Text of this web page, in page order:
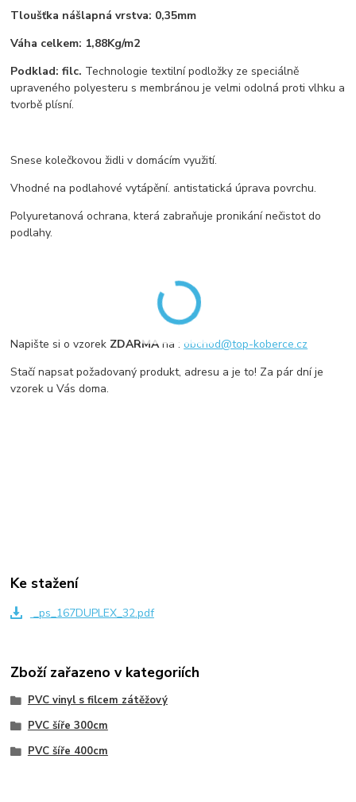
Tloušťka nášlapná vrstva: 0,35mm
Váha celkem: 1,88Kg/m2
Podklad: filc. Technologie textilní podložky ze speciálně
upraveného polyesteru s membránou je velmi odolná proti vlhku a
tvorbě plísní.
Snese kolečkovou židli v domácím využití.
Vhodné na podlahové vytápění. antistatická úprava povrchu.
Polyuretanová ochrana, která zabraňuje pronikání nečistot do
podlahy.
Napište si o vzorek ZDARMAna :obchod@top-koberce.cz
Stačí napsat požadovaný produkt, adresu a je to! Za pár dní je
vzorek u Vás doma.
Ke stažení
_ps_167DUPLEX_32.pdf
Zboží zařazeno v kategoriích
PVC vinyl s filcem zátěžový
PVC šíře 300cm
PVC šíře 400cm